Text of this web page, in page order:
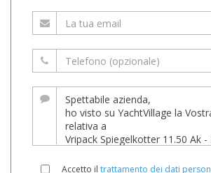
Accetto il trattamento dei dati